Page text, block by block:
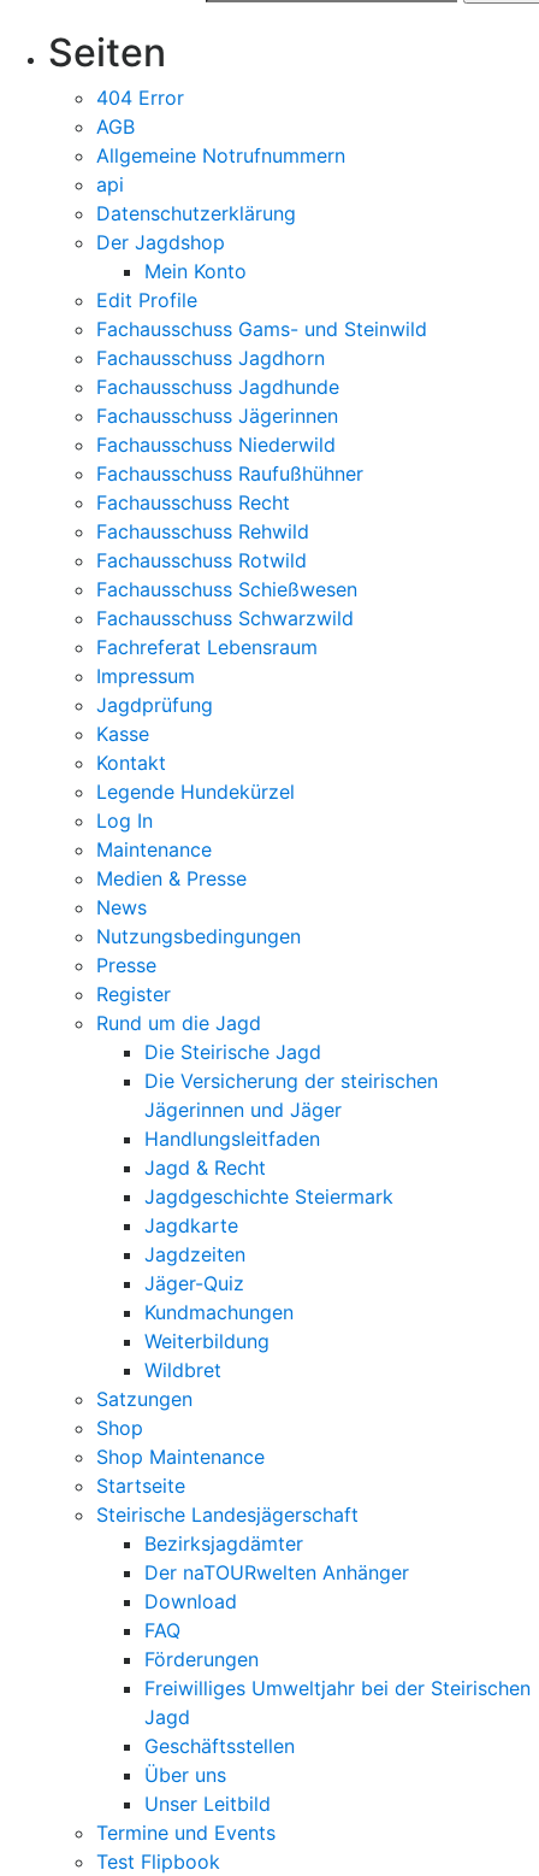
Seiten
404 Error
AGB
Allgemeine Notrufnummern
api
Datenschutzerklärung
Der Jagdshop
Mein Konto
Edit Profile
Fachausschuss Gams- und Steinwild
Fachausschuss Jagdhorn
Fachausschuss Jagdhunde
Fachausschuss Jägerinnen
Fachausschuss Niederwild
Fachausschuss Raufußhühner
Fachausschuss Recht
Fachausschuss Rehwild
Fachausschuss Rotwild
Fachausschuss Schießwesen
Fachausschuss Schwarzwild
Fachreferat Lebensraum
Impressum
Jagdprüfung
Kasse
Kontakt
Legende Hundekürzel
Log In
Maintenance
Medien & Presse
News
Nutzungsbedingungen
Presse
Register
Rund um die Jagd
Die Steirische Jagd
Die Versicherung der steirischen
Jägerinnen und Jäger
Handlungsleitfaden
Jagd & Recht
Jagdgeschichte Steiermark
Jagdkarte
Jagdzeiten
Jäger-Quiz
Kundmachungen
Weiterbildung
Wildbret
Satzungen
Shop
Shop Maintenance
Startseite
Steirische Landesjägerschaft
Bezirksjagdämter
Der naTOURwelten Anhänger
Download
FAQ
Förderungen
Freiwilliges Umweltjahr bei der Steirischen
Jagd
Geschäftsstellen
Über uns
Unser Leitbild
Termine und Events
Test Flipbook